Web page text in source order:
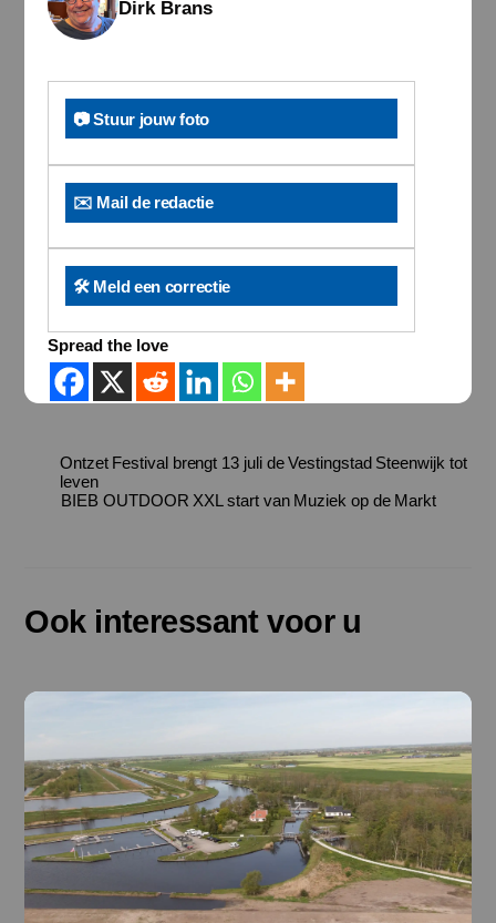
Dirk Brans
📷 Stuur jouw foto
✉️ Mail de redactie
🛠️ Meld een correctie
Spread the love
Ontzet Festival brengt 13 juli de Vestingstad Steenwijk tot
leven
BIEB OUTDOOR XXL start van Muziek op de Markt
Ook interessant voor u